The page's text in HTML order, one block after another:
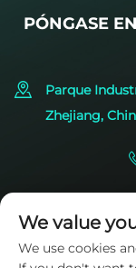
PÓNGASE
Parque
Zhejiang,
We value
We use cookies